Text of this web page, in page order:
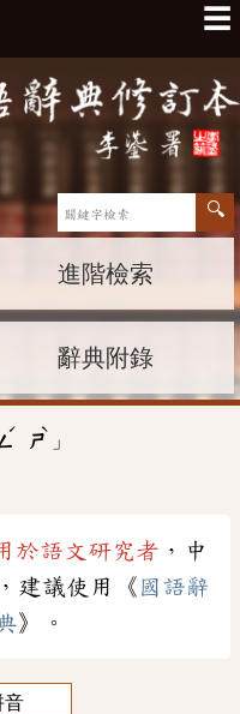
☰
進階檢索
辭典附錄
ˊ
ㄕ
ˋ
」
於語文研究者 ，中
建議使用《 國語辭
》。
音